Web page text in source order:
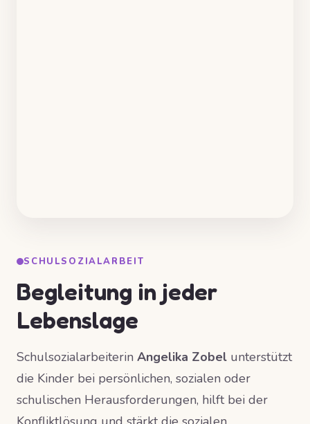
SCHULSOZIALARBEIT
Begleitung in jeder
Lebenslage
Schulsozialarbeiterin Angelika Zobel unterstützt
die Kinder bei persönlichen, sozialen oder
schulischen Herausforderungen, hilft bei der